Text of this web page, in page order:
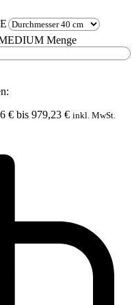
Menge
€ bis 979,23 € inkl. MwSt.